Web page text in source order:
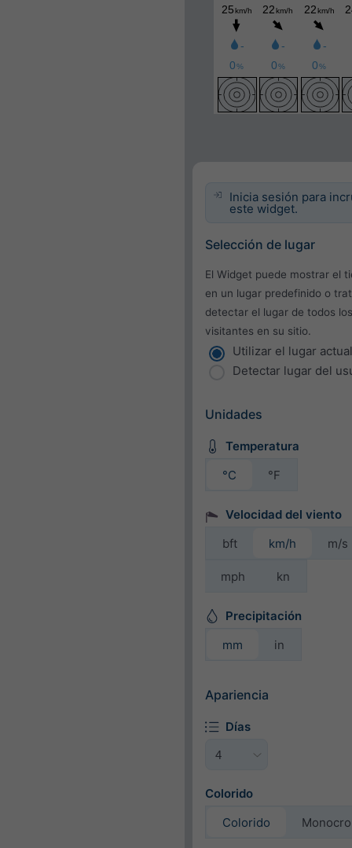
Inicia sesión para
este widget.
Selección de lugar
El Widget puede mostrar el
en un lugar predefinido o
detectar el lugar de todos los
visitantes en su sitio.
Utilizar el lugar actual
Detectar lugar del
Unidades
Temperatura
°C
°F
Velocidad del viento
bft
km/h m/s
mph kn
Precipitación
mm
in
Apariencia
Días
Colorido
Colorido